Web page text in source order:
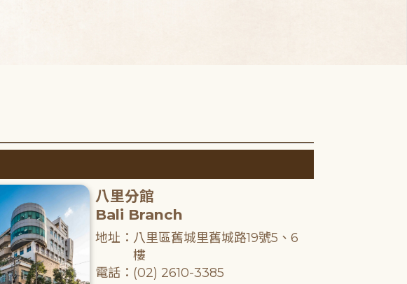
八里分館
Bali Branch
地址：八里區舊城里舊城路19號5、6
樓
電話：(02) 2610-3385